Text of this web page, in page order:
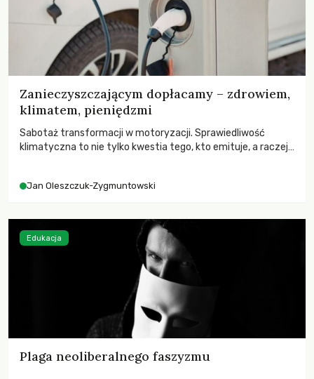
Zanieczyszczającym dopłacamy – zdrowiem,
klimatem, pieniędzmi
Sabotaż transformacji w motoryzacji. Sprawiedliwość
klimatyczna to nie tylko kwestia tego, kto emituje, a raczej
Jan Oleszczuk-Zygmuntowski
Plaga neoliberalnego faszyzmu
Edukacja